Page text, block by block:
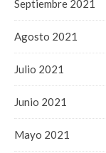
Septiembre 2021
Agosto 2021
Julio 2021
Junio 2021
Mayo 2021